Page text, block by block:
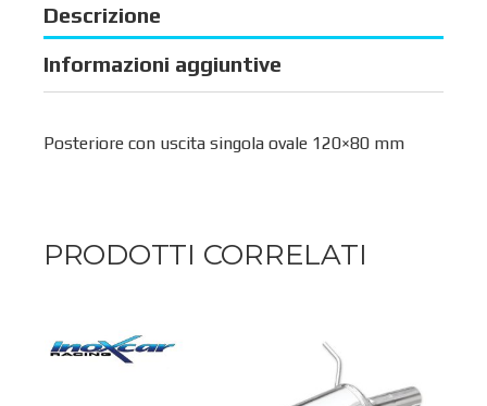
Descrizione
Informazioni aggiuntive
Posteriore con uscita singola ovale 120×80 mm
PRODOTTI CORRELATI